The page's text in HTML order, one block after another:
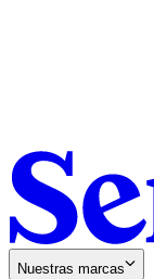
Nuestras marcas